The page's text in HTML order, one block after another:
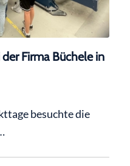
Firma Büchele in
besuchte die